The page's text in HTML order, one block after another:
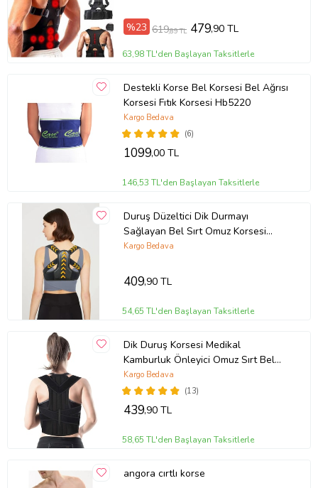
%23 619,89 TL 479,90 TL
63,98 TL'den Başlayan Taksitlerle
Destekli Korse Bel Korsesi Bel Ağrısı
Korsesi Fıtık Korsesi Hb5220
(6)
Kargo Bedava
1099,00 TL
146,53 TL'den Başlayan Taksitlerle
Duruş Düzeltici Dik Durmayı
Sağlayan Bel Sırt Omuz Korsesi
Posture Correct Dik Duruş Korsesi
Kargo Bedava
409,90 TL
54,65 TL'den Başlayan Taksitlerle
Dik Duruş Korsesi Medikal
Kamburluk Önleyici Omuz Sırt Bel
Korsesi Dik Durma Aparatı Skolyoz
Dik Durmak İçin Korse
(13)
Kargo Bedava
439,90 TL
58,65 TL'den Başlayan Taksitlerle
angora cırtlı korse